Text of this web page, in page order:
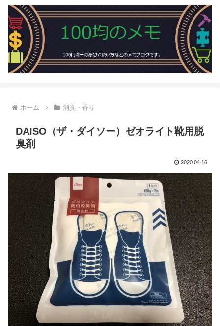
ホーム 消臭・香り
DAISO（ザ・ダイソー）ゼオライト靴用脱
臭剤
2020.04.16